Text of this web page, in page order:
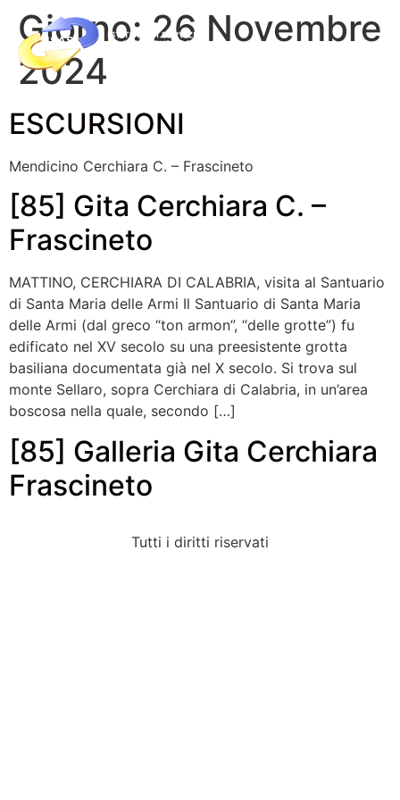
Giorno: 26 Novembre
2024
ESCURSIONI
Mendicino Cerchiara C. – Frascineto
[85] Gita Cerchiara C. –
Frascineto
MATTINO, CERCHIARA DI CALABRIA, visita al Santuario
di Santa Maria delle Armi Il Santuario di Santa Maria
delle Armi (dal greco “ton armon”, “delle grotte”) fu
edificato nel XV secolo su una preesistente grotta
basiliana documentata già nel X secolo. Si trova sul
monte Sellaro, sopra Cerchiara di Calabria, in un’area
boscosa nella quale, secondo […]
[85] Galleria Gita Cerchiara
Frascineto
Tutti i diritti riservati